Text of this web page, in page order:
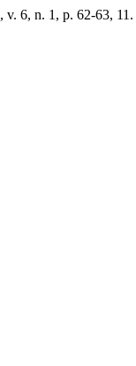
, v. 6, n. 1, p. 62-63, 11.